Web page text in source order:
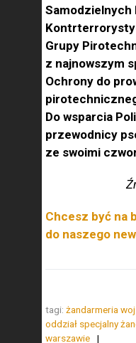
Samodzielnych
Grupy
z najnowszym
Ochrony do
Do wsparcia
przewodnicy
ze swoimi
Chcesz być na
do naszego
tagi: żandarmeria
oddział specjalny
warszawie